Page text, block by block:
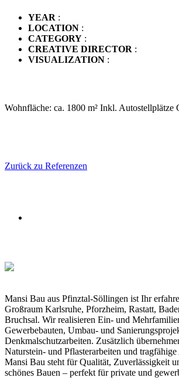
YEAR :
LOCATION :
CATEGORY :
CREATIVE DIRECTOR :
VISUALIZATION :
Wohnfläche: ca. 1800 m² Inkl. Autostellplätze
Zurück zu Referenzen
Mansi Bau aus Pfinztal-Söllingen ist Ihr
Großraum Karlsruhe, Pforzheim, Rastatt,
Bruchsal. Wir realisieren Ein- und
Gewerbebauten, Umbau- und
Denkmalschutzarbeiten. Zusätzlich
Naturstein- und Pflasterarbeiten und
Mansi Bau steht für Qualität, Zuverlässigkeit
schönes Bauen – perfekt für private und